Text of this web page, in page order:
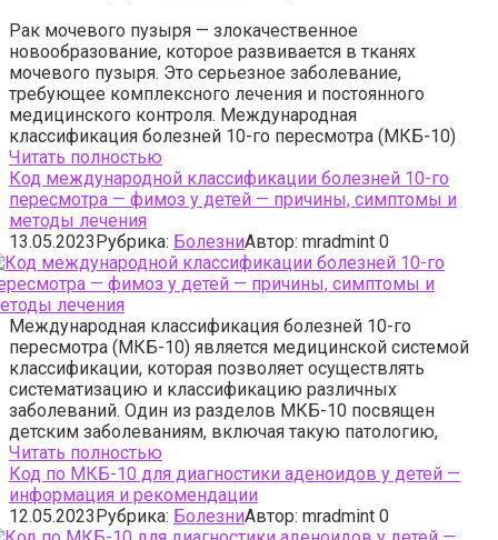
Рак мочевого пузыря — злокачественное
новообразование, которое развивается в тканях
мочевого пузыря. Это серьезное заболевание,
требующее комплексного лечения и постоянного
медицинского контроля. Международная
классификация болезней 10-го пересмотра (МКБ-10)
Читать полностью
Код международной классификации болезней 10-го
пересмотра — фимоз у детей — причины, симптомы и
методы лечения
13.05.2023Рубрика: БолезниАвтор: mradmint 0
Международная классификация болезней 10-го
пересмотра (МКБ-10) является медицинской системой
классификации, которая позволяет осуществлять
систематизацию и классификацию различных
заболеваний. Один из разделов МКБ-10 посвящен
детским заболеваниям, включая такую патологию,
Читать полностью
Код по МКБ-10 для диагностики аденоидов у детей —
информация и рекомендации
12.05.2023Рубрика: БолезниАвтор: mradmint 0